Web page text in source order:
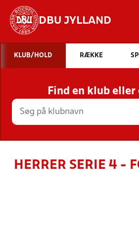
DBU JYLLAND
STILLINGER, RESULTATER,
HOLD
KLUB/HOLD RÆKKE
Find en klub eller
HERRER SERIE 4 -